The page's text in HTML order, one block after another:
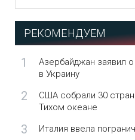
РЕКОМЕНДУЕМ
1
Азербайджан заявил о
в Украину
2
США собрали 30
Тихом океане
3 Италия ввела